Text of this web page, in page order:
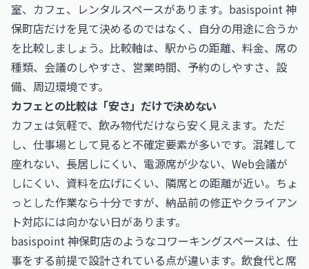
室、カフェ、レンタルスペースがあります。basispoint 神
保町店だけを見て決めるのではなく、自分の用途に合うか
を比較しましょう。比較軸は、駅からの距離、料金、席の
種類、会議のしやすさ、営業時間、予約のしやすさ、設
備、周辺環境です。
カフェとの比較は「安さ」だけで決めない
カフェは気軽で、飲み物代だけなら安く見えます。ただ
し、仕事場として見ると不確定要素が多いです。混雑して
座れない、長居しにくい、電源席が少ない、Web会議が
しにくい、資料を広げにくい、隣席との距離が近い。ちょ
っとした作業なら十分ですが、納品前の修正やクライアン
ト対応には向かない日があります。
basispoint 神保町店のようなコワーキングスペースは、仕
事をする前提で設計されている点が違います。飲食代と席